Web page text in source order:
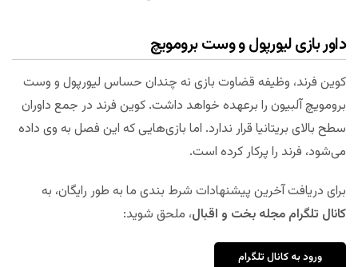
داور بازی لیورپول و وست برومویچ
کوین فرند، وظیفه قضاوت بازی نه چندان حساس لیورپول و وست
برومویچ آلبیون را برعهده خواهد داشت. کوین فرند در جمع داوران
سطح بالای بریتانیا قرار ندارد. اما بازی‌هایی که این فصل به وی داده
می‌شود، فرند را پرکار کرده است.
برای دریافت آخرین پیشنهادات شرط بندی ما به طور رایگان، به
کانال تلگرام مجله بخت و اقبال، ملحق شوید:
ورود به کانال تلگرام